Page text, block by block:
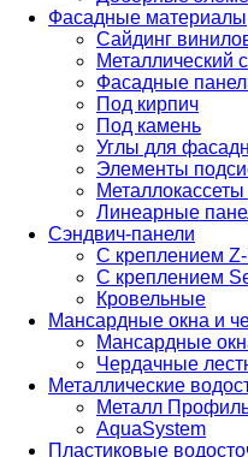
Фасадные материалы
Сайдинг
Металлический
Фасадные
Под кирпич
Под камень
Углы для
Элементы
Линеарные
Сэндвич-панели
С креплением
С креплением
Кровельные
Мансардные окна и
Мансардные
Чердачные
Металлические
Металл
AquaSystem
Пластиковые